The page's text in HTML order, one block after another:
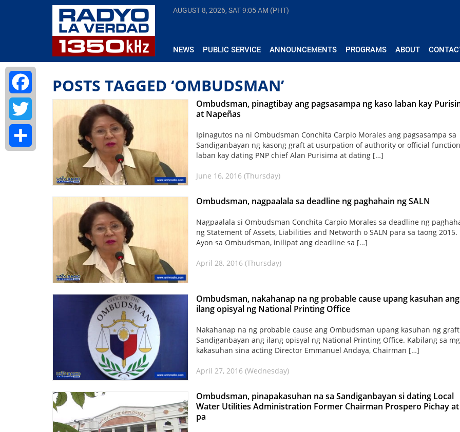
AUGUST 8, 2026, SAT9:05 AM (PHT)
NEWS PUBLIC SERVICE ANNOUNCEMENTS PROGRAMS ABOUT
POSTS TAGGED ‘OMBUDSMAN’
Ombudsman, pinagtibay ang pagsasampa ng kaso laban kay
at Napeñas
Ipinagutos na ni Ombudsman Conchita Carpio Morales ang pagsasampa sa
Sandiganbayan ng kasong graft at usurpation of authority or official function
laban kay dating PNP chief Alan Purisima at dating […]
June 16, 2016 (Thursday)
Ombudsman, nagpaalala sa deadline ng paghahain ng SALN
Nagpaalala si Ombudsman Conchita Carpio Morales sa deadline ng
ng Statement of Assets, Liabilities and Networth o SALN para sa taong 2015.
Ayon sa Ombudsman, inilipat ang deadline sa […]
April 28, 2016 (Thursday)
Ombudsman, nakahanap na ng probable cause upang kasuhan ang
ilang opisyal ng National Printing Office
Nakahanap na ng probable cause ang Ombudsman upang kasuhan ng
Sandiganbayan ang ilang opisyal ng National Printing Office. Kabilang sa
kakasuhan sina acting Director Emmanuel Andaya, Chairman […]
April 27, 2016 (Wednesday)
Ombudsman, pinapakasuhan na sa Sandiganbayan si dating Local
Water Utilities Administration Former Chairman Prospero Pichay
pa
Facebook
Twitter